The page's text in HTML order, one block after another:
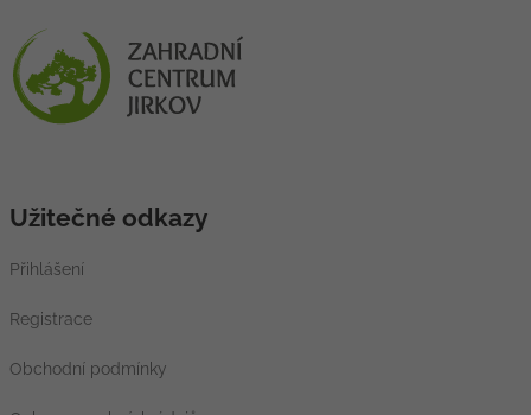
Užitečné odkazy
Přihlášení
Registrace
Obchodní podmínky